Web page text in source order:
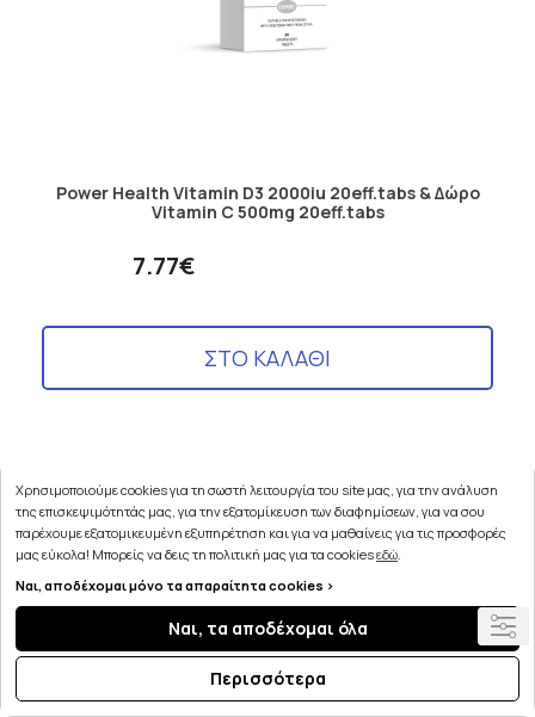
Power Health Vitamin D3 2000iu 20eff.tabs & Δώρο
Vitamin C 500mg 20eff.tabs
7.77€
ΣΤΟ ΚΑΛΑΘΙ
Χρησιμοποιούμε cookies για τη σωστή λειτουργία του site μας, για την ανάλυση
της επισκεψιμότητάς μας, για την εξατομίκευση των διαφημίσεων, για να σου
παρέχουμε εξατομικευμένη εξυπηρέτηση και για να μαθαίνεις για τις προσφορές
μας εύκολα! Μπορείς να δεις τη πολιτική μας για τα cookiesεδώ.
Ναι, αποδέχομαι μόνο τα απαραίτητα cookies >
Ναι, τα αποδέχομαι όλα
Περισσότερα